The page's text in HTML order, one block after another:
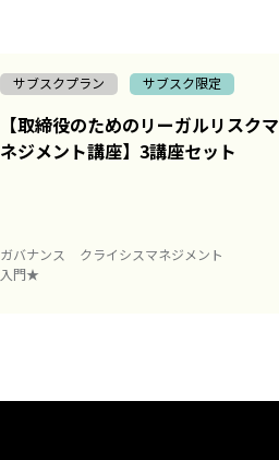
サブスクプラン サブスク限定
【取締役のためのリーガルリスクマ
ネジメント講座】3講座セット
ガバナンス
クライシスマネジメント
入門★